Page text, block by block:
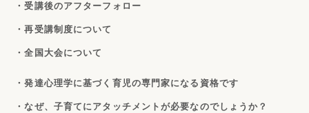
・受講後のアフターフォロー
・再受講制度について
・全国大会について
・発達心理学に基づく育児の専門家になる資格です
・なぜ、子育てにアタッチメントが必要なのでしょうか？